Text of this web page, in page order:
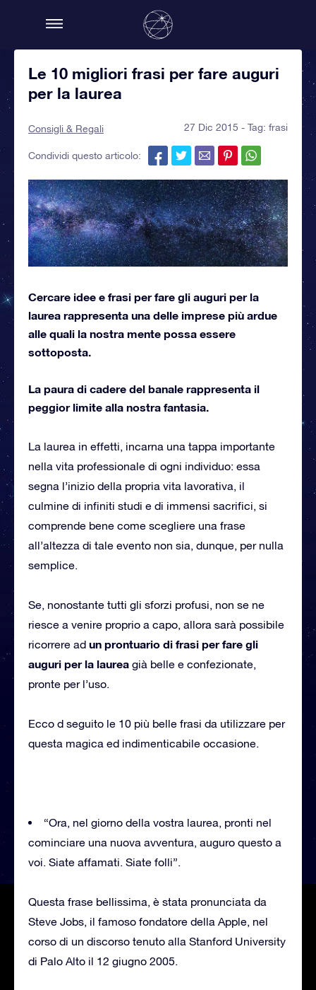
Le 10 migliori frasi per fare auguri
per la laurea
Consigli & Regali 27 Dic 2015 - Tag: frasi
Condividi questo articolo:
Cercare idee e frasi per fare gli auguri per la
laurea rappresenta una delle imprese più ardue
alle quali la nostra mente possa essere
sottoposta.
La paura di cadere del banale rappresenta il
peggior limite alla nostra fantasia.
La laurea in effetti, incarna una tappa importante
nella vita professionale di ogni individuo: essa
segna l’inizio della propria vita lavorativa, il
culmine di infiniti studi e di immensi sacrifici, si
comprende bene come scegliere una frase
all’altezza di tale evento non sia, dunque, per nulla
semplice.
Se, nonostante tutti gli sforzi profusi, non se ne
riesce a venire proprio a capo, allora sarà possibile
ricorrere ad un prontuario di frasi per fare gli
auguri per la laurea già belle e confezionate,
pronte per l’uso.
Ecco d seguito le 10 più belle frasi da utilizzare per
questa magica ed indimenticabile occasione.
“Ora, nel giorno della vostra laurea, pronti nel
cominciare una nuova avventura, auguro questo a
voi. Siate affamati. Siate folli”.
Questa frase bellissima, è stata pronunciata da
Steve Jobs, il famoso fondatore della Apple, nel
corso di un discorso tenuto alla Stanford University
di Palo Alto il 12 giugno 2005.